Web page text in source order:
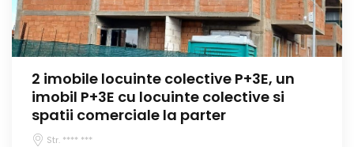
2 imobile locuinte colective P+3E, un
imobil P+3E cu locuinte colective si
spatii comerciale la parter
Str. **** ***